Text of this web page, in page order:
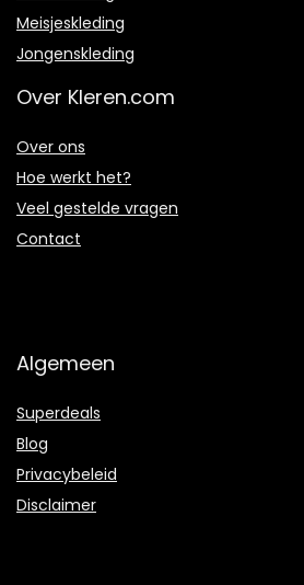
Meisjeskleding
Jongenskleding
Over Kleren.com
Over ons
Hoe werkt het?
Veel gestelde vragen
Contact
Algemeen
Superdeals
Blog
Privacybeleid
Disclaimer